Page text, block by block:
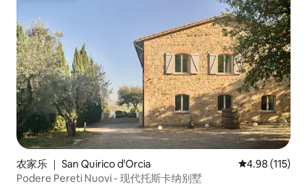
农家乐 ｜ San Quirico d'Orcia 平均评分 4.98
4.98 (115)
Podere Pereti Nuovi - 现代托斯卡纳别墅